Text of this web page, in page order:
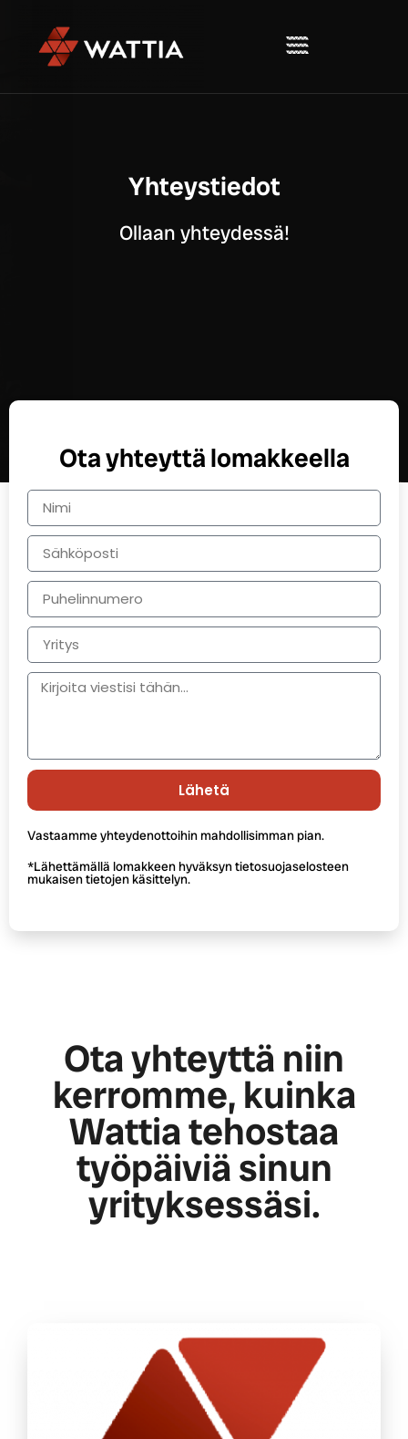
Yhteystiedot
Ollaan yhteydessä!
Ota yhteyttä lomakkeella
Lähetä
Vastaamme yhteydenottoihin mahdollisimman pian.
*Lähettämällä lomakkeen hyväksyn tietosuojaselosteen
mukaisen tietojen käsittelyn.
Ota yhteyttä niin
kerromme, kuinka
Wattia tehostaa
työpäiviä sinun
yrityksessäsi.